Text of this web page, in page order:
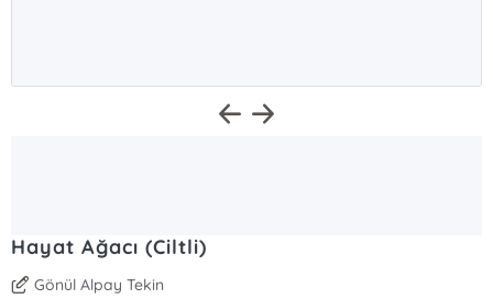
Hayat Ağacı (Ciltli)
Gönül Alpay Tekin